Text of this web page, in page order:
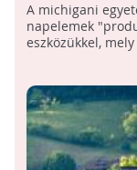
A michigani
napelemek
eszközükkel, mely